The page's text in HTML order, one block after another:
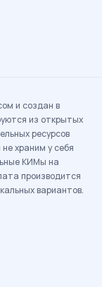
и создан в
из открытых
ресурсов
храним у себя
КИМы на
производится
вариантов.